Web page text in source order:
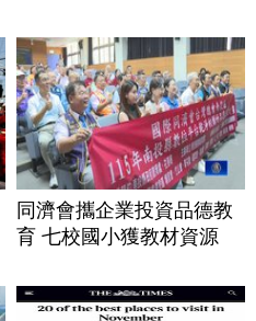
同濟會攜企業投資品德教
育 七校國小獲教材資源